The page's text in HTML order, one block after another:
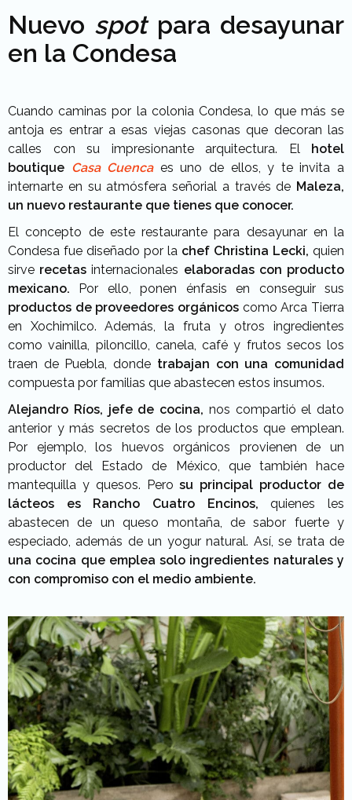
Nuevo spotpara desayunar
en la Condesa
Cuando caminas por la colonia Condesa, lo que más se
antoja es entrar a esas viejas casonas que decoran las
calles con su impresionante arquitectura. El hotel
boutique Casa Cuenca es uno de ellos, y te invita a
internarte en su atmósfera señorial a través de Maleza,
un nuevo restaurante que tienes que conocer.
El concepto de este restaurante para desayunar en la
Condesa fue diseñado por la chef Christina Lecki, quien
sirve recetas internacionales elaboradas con producto
mexicano. Por ello, ponen énfasis en conseguir sus
productos de proveedores orgánicos como Arca Tierra
en Xochimilco. Además, la fruta y otros ingredientes
como vainilla, piloncillo, canela, café y frutos secos los
traen de Puebla, donde trabajan con una comunidad
compuesta por familias que abastecen estos insumos.
Alejandro Ríos, jefe de cocina, nos compartió el dato
anterior y más secretos de los productos que emplean.
Por ejemplo, los huevos orgánicos provienen de un
productor del Estado de México, que también hace
mantequilla y quesos. Pero su principal productor de
lácteos es Rancho Cuatro Encinos, quienes les
abastecen de un queso montaña, de sabor fuerte y
especiado, además de un yogur natural. Así, se trata de
una cocina que emplea solo ingredientes naturales y
con compromiso con el medio ambiente.